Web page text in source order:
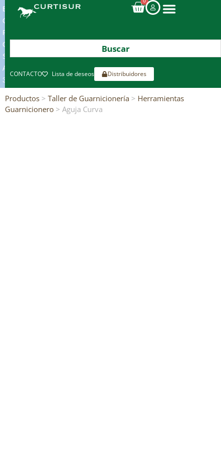
ENVIOS
GRATIS
POR
COMPRAS
SUPERIORES
A
300€*
CONTACTO Lista de deseos Distribuidores
Productos > Taller de Guarnicionería > Herramientas
Guarnicionero > Aguja Curva